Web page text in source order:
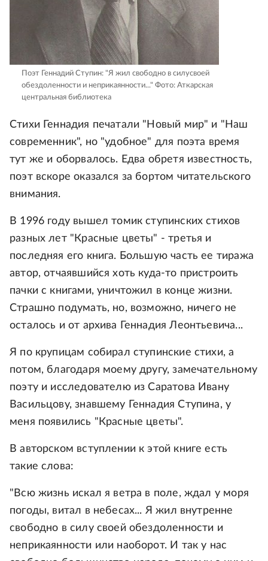
Поэт Геннадий Ступин: "Я жил свободно в силусвоей
обездоленности и неприкаянности..." Фото: Аткарская
центральная библиотека
Стихи Геннадия печатали "Новый мир" и "Наш
современник", но "удобное" для поэта время
тут же и оборвалось. Едва обретя известность,
поэт вскоре оказался за бортом читательского
внимания.
В 1996 году вышел томик ступинских стихов
разных лет "Красные цветы" - третья и
последняя его книга. Большую часть ее тиража
автор, отчаявшийся хоть куда-то пристроить
пачки с книгами, уничтожил в конце жизни.
Страшно подумать, но, возможно, ничего не
осталось и от архива Геннадия Леонтьевича...
Я по крупицам собирал ступинские стихи, а
потом, благодаря моему другу, замечательному
поэту и исследователю из Саратова Ивану
Васильцову, знавшему Геннадия Ступина, у
меня появились "Красные цветы".
В авторском вступлении к этой книге есть
такие слова:
"Всю жизнь искал я ветра в поле, ждал у моря
погоды, витал в небесах... Я жил внутренне
свободно в силу своей обездоленности и
неприкаянности или наоборот. И так у нас